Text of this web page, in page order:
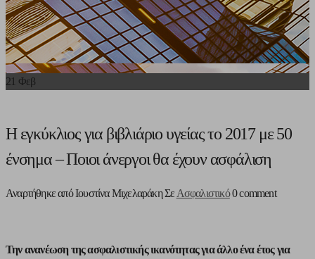
21 Φεβ
Η εγκύκλιος για βιβλιάριο υγείας το 2017 με 50
ένσημα – Ποιοι άνεργοι θα έχουν ασφάλιση
Αναρτήθηκε από Ιουστίνα ΜιχελαράκηΣεΑσφαλιστικό0 comment
Την ανανέωση της ασφαλιστικής ικανότητας για άλλο ένα έτος για